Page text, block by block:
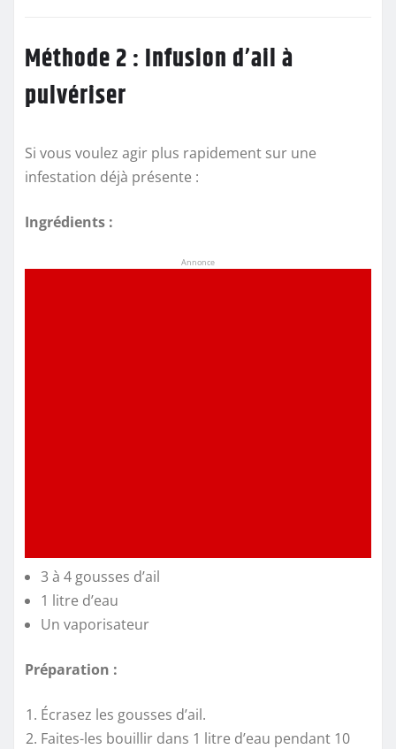
Méthode 2 : Infusion d’ail à
pulvériser
Si vous voulez agir plus rapidement sur une
infestation déjà présente :
Ingrédients :
Annonce
3 à 4 gousses d’ail
1 litre d’eau
Un vaporisateur
Préparation :
Écrasez les gousses d’ail.
Faites-les bouillir dans 1 litre d’eau pendant 10